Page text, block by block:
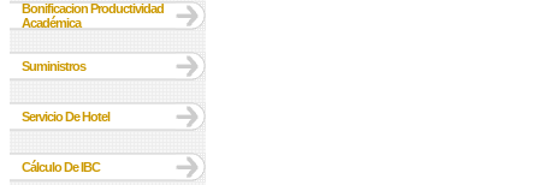
Bonificacion Productividad
Académica
Suministros
Servicio De Hotel
Cálculo De IBC